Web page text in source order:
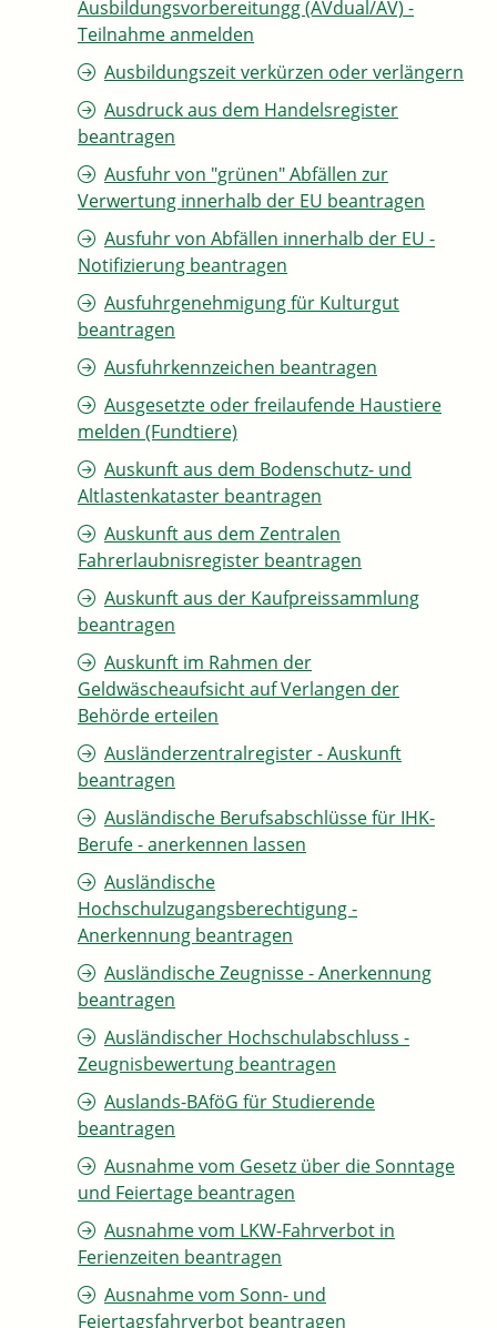
Ausbildungsvorbereitungg (AVdual/AV) -
Teilnahme anmelden
Ausbildungszeit verkürzen oder verlängern
Ausdruck aus dem Handelsregister
beantragen
Ausfuhr von "grünen" Abfällen zur
Verwertung innerhalb der EU beantragen
Ausfuhr von Abfällen innerhalb der EU -
Notifizierung beantragen
Ausfuhrgenehmigung für Kulturgut
beantragen
Ausfuhrkennzeichen beantragen
Ausgesetzte oder freilaufende Haustiere
melden (Fundtiere)
Auskunft aus dem Bodenschutz- und
Altlastenkataster beantragen
Auskunft aus dem Zentralen
Fahrerlaubnisregister beantragen
Auskunft aus der Kaufpreissammlung
beantragen
Auskunft im Rahmen der
Geldwäscheaufsicht auf Verlangen der
Behörde erteilen
Ausländerzentralregister - Auskunft
beantragen
Ausländische Berufsabschlüsse für IHK-
Berufe - anerkennen lassen
Ausländische
Hochschulzugangsberechtigung -
Anerkennung beantragen
Ausländische Zeugnisse - Anerkennung
beantragen
Ausländischer Hochschulabschluss -
Zeugnisbewertung beantragen
Auslands-BAföG für Studierende
beantragen
Ausnahme vom Gesetz über die Sonntage
und Feiertage beantragen
Ausnahme vom LKW-Fahrverbot in
Ferienzeiten beantragen
Ausnahme vom Sonn- und
Feiertagsfahrverbot beantragen